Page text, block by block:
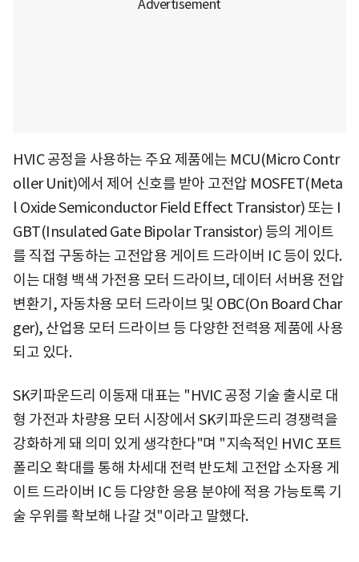
HVIC 공정을 사용하는 주요 제품에는 MCU(Micro Contr
oller Unit)에서 제어 신호를 받아 고전압 MOSFET(Meta
l Oxide Semiconductor Field Effect Transistor) 또는 I
GBT(Insulated Gate Bipolar Transistor) 등의 게이트
를 직접 구동하는 고전압용 게이트 드라이버 IC 등이 있다.
이는 대형 백색 가전용 모터 드라이브, 데이터 서버용 전압
변환기, 자동차용 모터 드라이브 및 OBC(On Board Char
ger), 산업용 모터 드라이브 등 다양한 전력용 제품에 사용
되고 있다.
SK키파운드리 이동재 대표는 "HVIC 공정 기술 출시로 대
형 가전과 차량용 모터 시장에서 SK키파운드리 경쟁력을
강화하게 돼 의미 있게 생각한다"며 "지속적인 HVIC 포트
폴리오 확대를 통해 차세대 전력 반도체 고전압 소자용 게
이트 드라이버 IC 등 다양한 응용 분야에 적용 가능토록 기
술 우위를 확보해 나갈 것"이라고 말했다.